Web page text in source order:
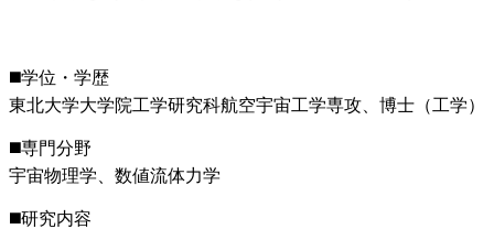
◼️学位・学歴
東北大学大学院工学研究科航空宇宙工学専攻、博士（工学）
◼️専門分野
宇宙物理学、数値流体力学
◼️研究内容